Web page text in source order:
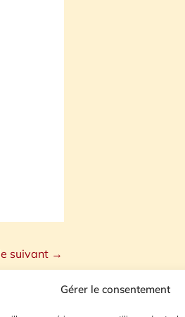
Gérer le consentement
suivant →